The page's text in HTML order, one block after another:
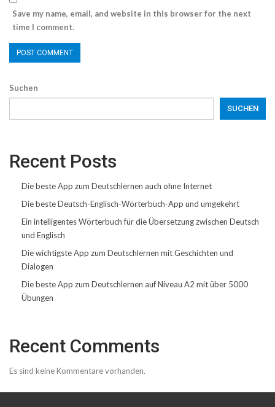
Save my name, email, and website in this browser for the next
time I comment.
Suchen
SUCHEN
Recent Posts
Die beste App zum Deutschlernen auch ohne Internet
Die beste Deutsch-Englisch-Wörterbuch-App und umgekehrt
Ein intelligentes Wörterbuch für die Übersetzung zwischen Deutsch
und Englisch
Die wichtigste App zum Deutschlernen mit Geschichten und
Dialogen
Die beste App zum Deutschlernen auf Niveau A2 mit über 5000
Übungen
Recent Comments
Es sind keine Kommentare vorhanden.